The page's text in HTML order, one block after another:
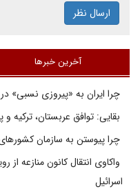
ارسال نظر
آخرین خبرها
چرا ایران به «پیروزی نسبی»
بقایی: توافق عربستان، ترکیه و
چرا پیوستن به سازمان
واکاوی انتقال کانون منازعه از
اسرائیل